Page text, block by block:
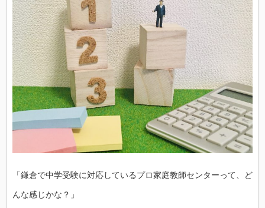
「鎌倉で中学受験に対応しているプロ家庭教師センターって、ど
んな感じかな？」